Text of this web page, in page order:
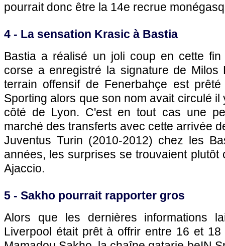
pourrait donc être la 14e recrue
4 - La sensation Krasic à Bastia
Bastia a réalisé un joli coup en cette
corse a enregistré la signature de Milos
terrain offensif de Fenerbahçe est
Sporting alors que son nom avait circulé
côté de Lyon. C'est en tout cas une
marché des transferts avec cette arrivée
Juventus Turin (2010-2012) chez les
années, les surprises se trouvaient plutôt
Ajaccio.
5 - Sakho pourrait rapporter gros
Alors que les dernières informations
Liverpool était prêt à offrir entre 16 et